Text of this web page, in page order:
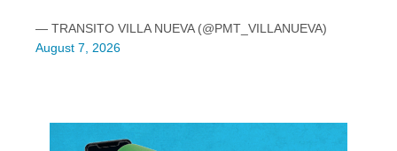
— TRANSITO VILLA NUEVA (@PMT_VILLANUEVA)
August 7, 2026